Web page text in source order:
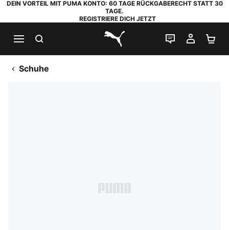
DEIN VORTEIL MIT PUMA KONTO: 60 TAGE RÜCKGABERECHT STATT 30
TAGE.
REGISTRIERE DICH JETZT
PUMA.com
LIVE-CHAT
MEIN
Schuhe